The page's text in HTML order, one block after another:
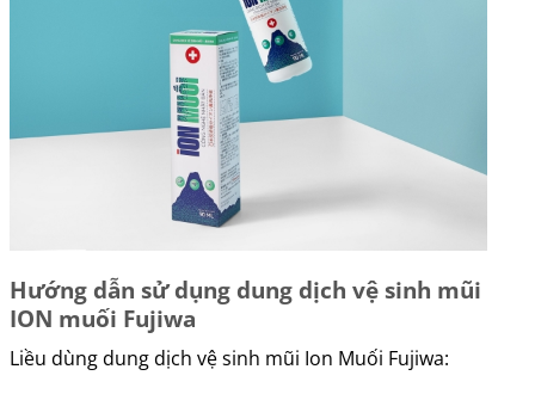
Hướng dẫn sử dụng dung dịch vệ sinh mũi
ION muối Fujiwa
Liều dùng dung dịch vệ sinh mũi Ion Muối Fujiwa: